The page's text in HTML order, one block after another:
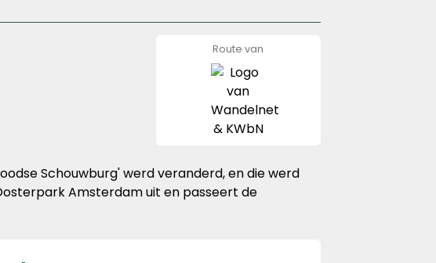
Route van
&
KWbN
Schouwburg' werd veranderd, en die werd
Amsterdam uit en passeert de